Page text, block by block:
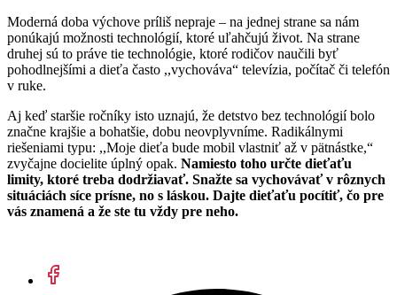
Moderná doba výchove príliš nepraje – na jednej strane sa nám
ponúkajú možnosti technológií, ktoré uľahčujú život. Na strane
druhej sú to práve tie technológie, ktoré rodičov naučili byť
pohodlnejšími a dieťa často ,,vychováva“ televízia, počítač či telefón
v ruke.
Aj keď staršie ročníky isto uznajú, že detstvo bez technológií bolo
značne krajšie a bohatšie, dobu neovplyvníme. Radikálnymi
riešeniami typu: ,,Moje dieťa bude mobil vlastniť až v pätnástke,“
zvyčajne docielite úplný opak. Namiesto toho určte dieťaťu
limity, ktoré treba dodržiavať. Snažte sa vychovávať v rôznych
situáciách síce prísne, no s láskou. Dajte dieťaťu pocítiť, čo pre
vás znamená a že ste tu vždy pre neho.